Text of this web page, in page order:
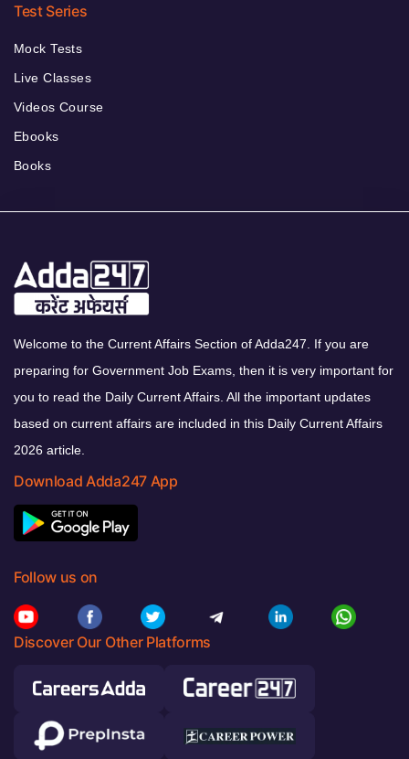
Test Series
Mock Tests
Live Classes
Videos Course
Ebooks
Books
Welcome to the Current Affairs Section of Adda247. If you are
preparing for Government Job Exams, then it is very important for
you to read the Daily Current Affairs. All the important updates
based on current affairs are included in this Daily Current Affairs
2026 article.
Download Adda247 App
Follow us on
Discover Our Other Platforms